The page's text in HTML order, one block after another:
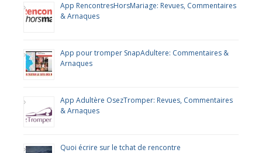
App RencontresHorsMariage: Revues, Commentaires
& Arnaques
App pour tromper SnapAdultere: Commentaires &
Arnaques
App Adultère OsezTromper: Revues, Commentaires
& Arnaques
Quoi écrire sur le tchat de rencontre